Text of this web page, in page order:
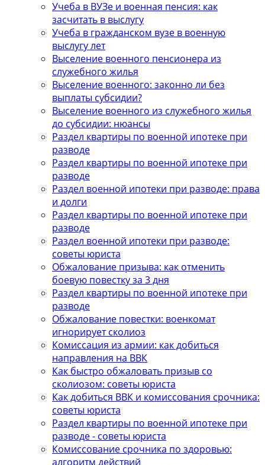
Учеба в ВУЗе и военная пенсия: как
засчитать в выслугу
Учеба в гражданском вузе в военную
выслугу лет
Выселение военного пенсионера из
служебного жилья
Выселение военного: законно ли без
выплаты субсидии?
Выселение военного из служебного жилья
до субсидии: нюансы
Раздел квартиры по военной ипотеке при
разводе
Раздел квартиры по военной ипотеке при
разводе
Раздел военной ипотеки при разводе: права
и долги
Раздел квартиры по военной ипотеке при
разводе
Раздел военной ипотеки при разводе:
советы юриста
Обжалование призыва: как отменить
боевую повестку за 3 дня
Раздел квартиры по военной ипотеке при
разводе
Обжалование повестки: военкомат
игнорирует сколиоз
Комиссация из армии: как добиться
направления на ВВК
Как быстро обжаловать призыв со
сколиозом: советы юриста
Как добиться ВВК и комиссования срочника:
советы юриста
Раздел квартиры по военной ипотеке при
разводе - советы юриста
Комиссование срочника по здоровью:
алгоритм действий